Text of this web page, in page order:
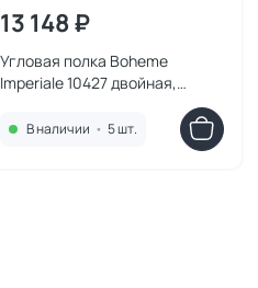
13 148 ₽
Угловая полка Boheme
Imperiale 10427 двойная,
В наличии • 5 шт.